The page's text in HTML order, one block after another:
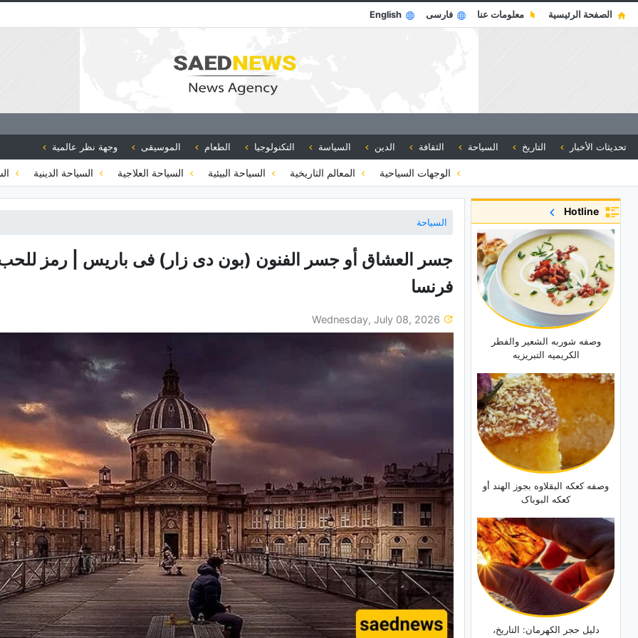
الصفحة الرئيسية معلومات عنا فارسی English
تحديثات الأخبار التاريخ السياحة الثقافة الدين السياسة التكنولوجيا الطعام الموسيقى وجهة نظر عالمية
الوجهات السياحية المعالم التاريخية السياحة البيئية السياحة العلاجية السياحة الدينية
السياحة
جسر العشاق أو جسر الفنون (بون دی زار) فی باریس | رمز
فرنسا
Hotline
وصفه شوربه الشعیر والفطر
الکریمیه التبریزیه
وصفه کعکه البقلاوه بجوز الهند أو
کعکه البوباک
دلیل حجر الکهرمان: التاریخ،